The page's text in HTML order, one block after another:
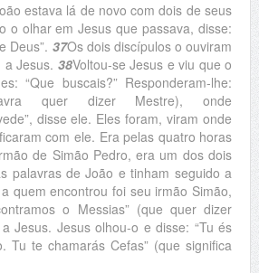
estava lá de novo com dois de seus
o olhar em Jesus que passava, disse:
Deus”. 37Os dois discípulos o ouviram
a Jesus. 38Voltou-se Jesus e viu que o
“Que buscais?” Responderam-lhe:
quer dizer Mestre), onde
disse ele. Eles foram, viram onde
com ele. Era pelas quatro horas
de Simão Pedro, era um dos dois
palavras de João e tinham seguido a
quem encontrou foi seu irmão Simão,
o Messias” (que quer dizer
Jesus. Jesus olhou-o e disse: “Tu és
Tu te chamarás Cefas” (que significa